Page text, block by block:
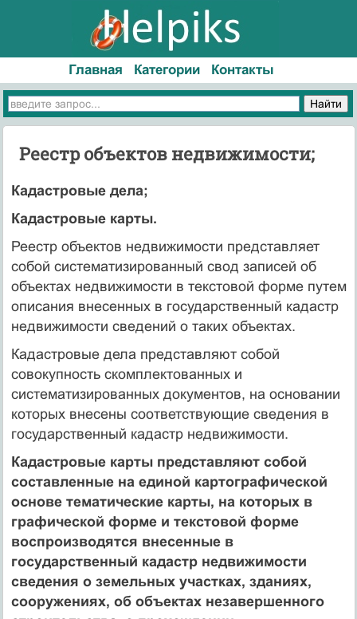
Главная Категории Контакты
Реестр объектов недвижимости;
Кадастровые дела;
Кадастровые карты.
Реестр объектов недвижимости представляет
собой систематизированный свод записей об
объектах недвижимости в текстовой форме путем
описания внесенных в государственный кадастр
недвижимости сведений о таких объектах.
Кадастровые дела представляют собой
совокупность скомплектованных и
систематизированных документов, на основании
которых внесены соответствующие сведения в
государственный кадастр недвижимости.
Кадастровые карты представляют собой
составленные на единой картографической
основе тематические карты, на которых в
графической форме и текстовой форме
воспроизводятся внесенные в
государственный кадастр недвижимости
сведения о земельных участках, зданиях,
сооружениях, об объектах незавершенного